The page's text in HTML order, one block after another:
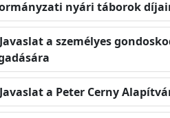
nyári táborok
Javaslat a személyes
Javaslat a Peter Cerny